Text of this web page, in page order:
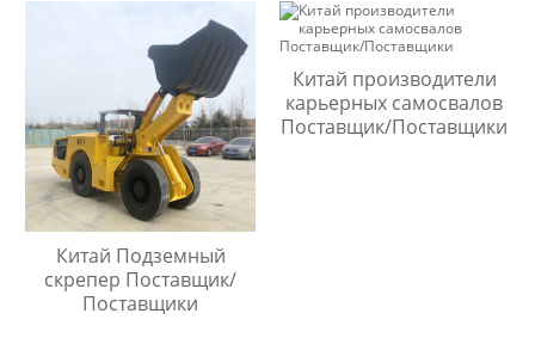
Китай Подземный
скрепер Поставщик/
Поставщики
Китай производители
карьерных самосвалов
Поставщик/Поставщики